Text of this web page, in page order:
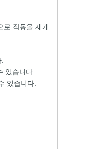
로 작동을 재개
있습니다.
있습니다.